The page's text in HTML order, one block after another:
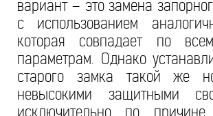
вариант – это замена
с использованием
которая совпадает по
параметрам. Однако
старого замка такой же
невысокими защитными
исключительно по причине